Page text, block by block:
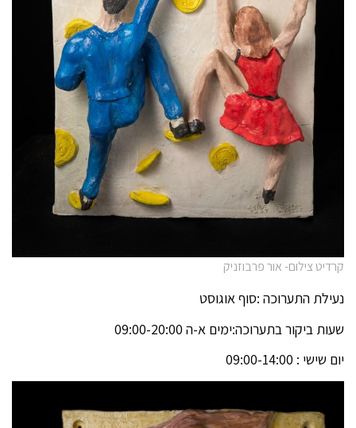
קרדיט צילום- אור פרבוזניק
נעילת התערוכה :סוף אוגוסט
שעות ביקור בתערוכה:ימים א-ה 09:00-20:00
יום שישי : 09:00-14:00